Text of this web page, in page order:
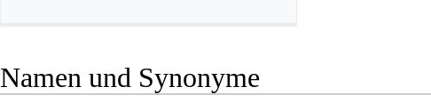
Namen und Synonyme